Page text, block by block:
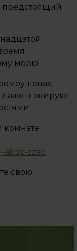
предстоящий
морю!
даже шокируют
комнате
akqx-zzao
свою